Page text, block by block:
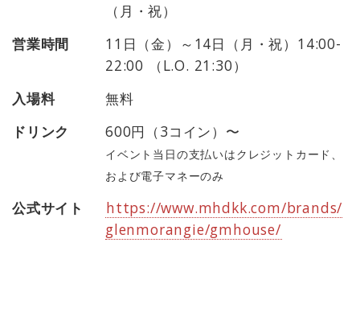
（月・祝）
営業時間
11日（金）～14日（月・祝）14:00-
22:00 （L.O. 21:30）
入場料
無料
ドリンク
600円（3コイン）〜
イベント当日の支払いはクレジットカード、
および電子マネーのみ
公式サイト
https://www.mhdkk.com/brands/
glenmorangie/gmhouse/